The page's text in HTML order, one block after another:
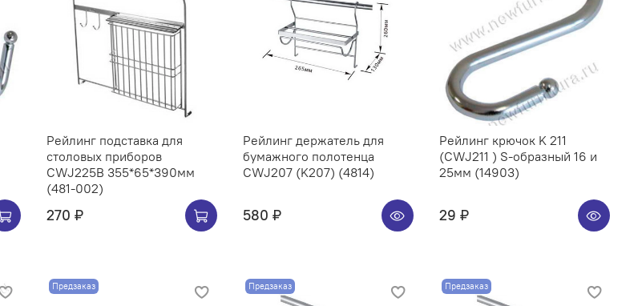
Рейлинг подставка для
столовых приборов
CWJ225B 355*65*390мм
(481-002)
270 ₽
Рейлинг держатель для
бумажного полотенца
CWJ207 (K207) (4814)
580 ₽
Рейлинг крючок K 211
(CWJ211 ) S-образный 16 и
25мм (14903)
29 ₽
Предзаказ Предзаказ Предзаказ